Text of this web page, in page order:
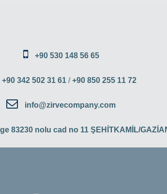
+90 530 148 56 65
+90 342 502 31 61/+90 850 255 11 72
info@zirvecompany.com
83230 nolu cad no 11 ŞEHİTKAMİL/